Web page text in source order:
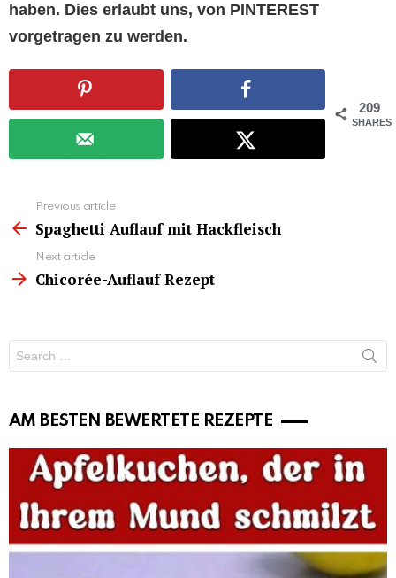
haben. Dies erlaubt uns, von PINTEREST
vorgetragen zu werden.
209
SHARES
more
Previous article
Spaghetti Auflauf mit Hackfleisch
Next article
Chicorée-Auflauf Rezept
for:
AM BESTEN BEWERTETE REZEPTE